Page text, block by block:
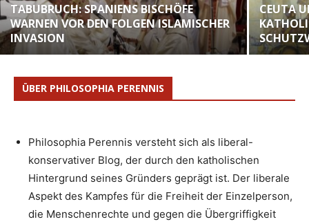
TABUBRUCH: SPANIENS BISCHÖFE
WARNEN VOR DEN FOLGEN ISLAMISCHER
INVASION
CEUTA
ÜBER PHILOSOPHIA PERENNIS
Philosophia Perennis versteht sich als liberal-
konservativer Blog, der durch den katholischen
Hintergrund seines Gründers geprägt ist. Der liberale
Aspekt des Kampfes für die Freiheit der Einzelperson,
die Menschenrechte und gegen die Übergriffigkeit